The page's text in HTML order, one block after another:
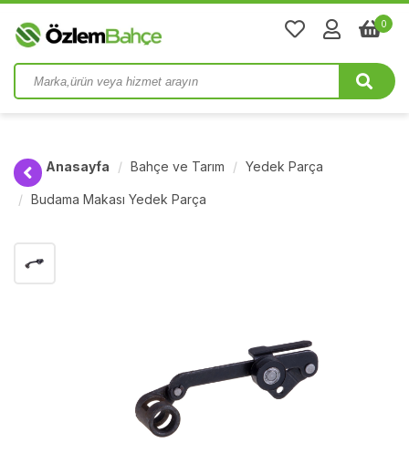
0
Anasayfa Bahçe ve Tarım Yedek Parça
Budama Makası Yedek Parça